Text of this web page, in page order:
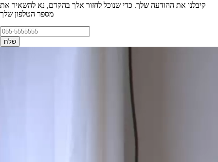
קיבלנו את ההודעה שלך. כדי שנוכל לחזור אלך בהקדם, נא להשאיר את
מספר הטלפון שלך
שלח